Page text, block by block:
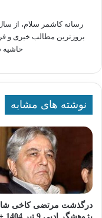
بروزترین مطالب خبری و
حاشیه
نوشته های مشابه
درگذشت مرتضی کاخی